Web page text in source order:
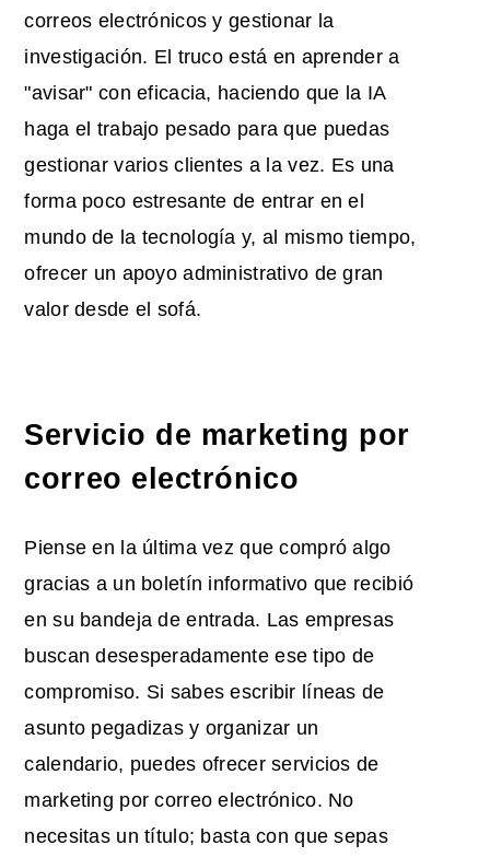
correos electrónicos y gestionar la
investigación. El truco está en aprender a
"avisar" con eficacia, haciendo que la IA
haga el trabajo pesado para que puedas
gestionar varios clientes a la vez. Es una
forma poco estresante de entrar en el
mundo de la tecnología y, al mismo tiempo,
ofrecer un apoyo administrativo de gran
valor desde el sofá.
Servicio de marketing por
correo electrónico
Piense en la última vez que compró algo
gracias a un boletín informativo que recibió
en su bandeja de entrada. Las empresas
buscan desesperadamente ese tipo de
compromiso. Si sabes escribir líneas de
asunto pegadizas y organizar un
calendario, puedes ofrecer servicios de
marketing por correo electrónico. No
necesitas un título; basta con que sepas